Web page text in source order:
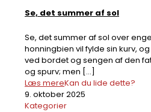
Se, det summer af sol
Se, det summer af sol over
honningbien vil fylde sin kurv,
ved bordet og sengen af den
og spurv; men […]
Kan du lide dette?
Læs mere
9. oktober 2025
Kategorier